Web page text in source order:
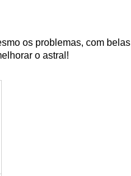
os problemas, com belas
o astral!